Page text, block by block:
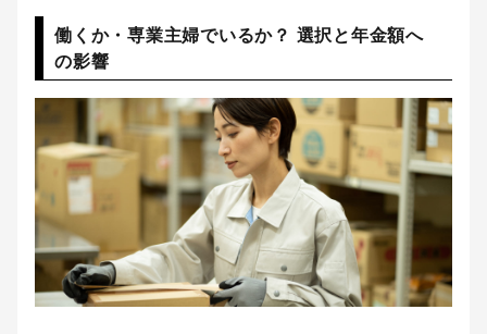
働くか・専業主婦でいるか？ 選択と年金額へ
の影響